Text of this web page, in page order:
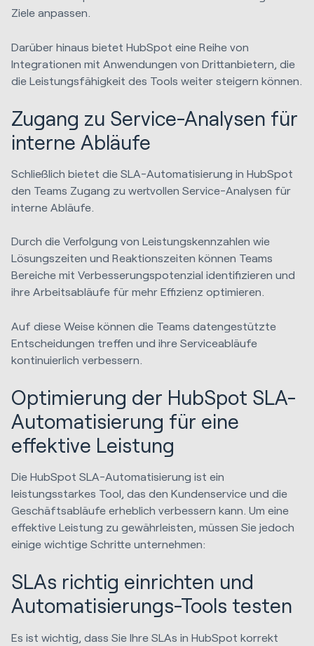
Ziele anpassen.
Darüber hinaus bietet HubSpot eine Reihe von
Integrationen mit Anwendungen von Drittanbietern, die
die Leistungsfähigkeit des Tools weiter steigern können.
Zugang zu Service-Analysen für
interne Abläufe
Schließlich bietet die SLA-Automatisierung in HubSpot
den Teams Zugang zu wertvollen Service-Analysen für
interne Abläufe.
Durch die Verfolgung von Leistungskennzahlen wie
Lösungszeiten und Reaktionszeiten können Teams
Bereiche mit Verbesserungspotenzial identifizieren und
ihre Arbeitsabläufe für mehr Effizienz optimieren.
Auf diese Weise können die Teams datengestützte
Entscheidungen treffen und ihre Serviceabläufe
kontinuierlich verbessern.
Optimierung der HubSpot SLA-
Automatisierung für eine
effektive Leistung
Die HubSpot SLA-Automatisierung ist ein
leistungsstarkes Tool, das den Kundenservice und die
Geschäftsabläufe erheblich verbessern kann. Um eine
effektive Leistung zu gewährleisten, müssen Sie jedoch
einige wichtige Schritte unternehmen:
SLAs richtig einrichten und
Automatisierungs-Tools testen
Es ist wichtig, dass Sie Ihre SLAs in HubSpot korrekt